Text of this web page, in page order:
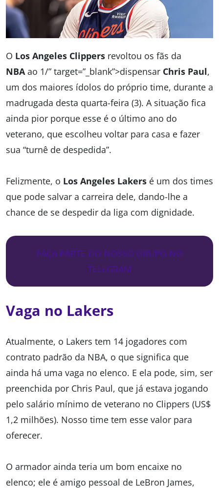
O Los Angeles Clippers revoltou os fãs da
NBAao 1/” target=”_blank”>dispensar Chris Paul,
um dos maiores ídolos do próprio time, durante a
madrugada desta quarta-feira (3). A situação fica
ainda pior porque esse é o último ano do
veterano, que escolheu voltar para casa e fazer
sua “turnê de despedida”.
Felizmente, o Los Angeles Lakers é um dos times
que pode salvar a carreira dele, dando-lhe a
chance de se despedir da liga com dignidade.
FAÇA PARTE DO NOSSO GRUPO NO
TELEGRAM
Vaga no Lakers
Atualmente, o Lakers tem 14 jogadores com
contrato padrão da NBA, o que significa que
ainda há uma vaga no elenco. E ela pode, sim, ser
preenchida por Chris Paul, que já estava jogando
pelo salário mínimo de veterano no Clippers (US$
1,2 milhões). Nosso time tem esse valor para
oferecer.
O armador ainda teria um bom encaixe no
elenco; ele é amigo pessoal de LeBron James,